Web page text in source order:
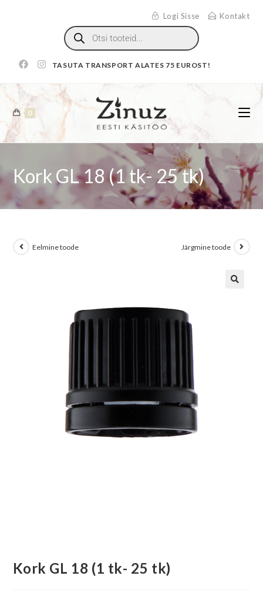
Logi Sisse Kontakt
TASUTA TRANSPORT ALATES 75 EUROST!
0
Kork GL 18 (1 tk- 25 tk)
Eelmine toode Järgmine toode
Kork GL 18 (1 tk- 25 tk)